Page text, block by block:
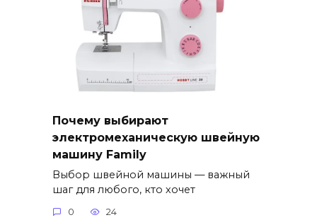
Почему выбирают
электромеханическую швейную
машину Family
Выбор швейной машины — важный
шаг для любого, кто хочет
0 24